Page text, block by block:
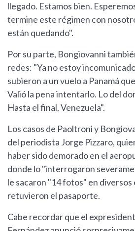
llegado. Estamos bien.
termine este régimen con
están quedando".
Por su parte, Bongiovanni
redes: "Ya no estoy
subieron a un vuelo a Panamá
Valió la pena intentarlo. Lo del
Hasta el final, Venezuela".
Los casos de Paoltroni y
del periodista Jorge Pizzaro,
haber sido demorado en el
donde lo "interrogaron
le sacaron "14 fotos" en diversos
retuvieron el pasaporte.
Cabe recordar que el